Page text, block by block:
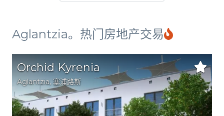
Aglantzia。热门房地产交易
Orchid Kyrenia
Aglantzia, 塞浦路斯